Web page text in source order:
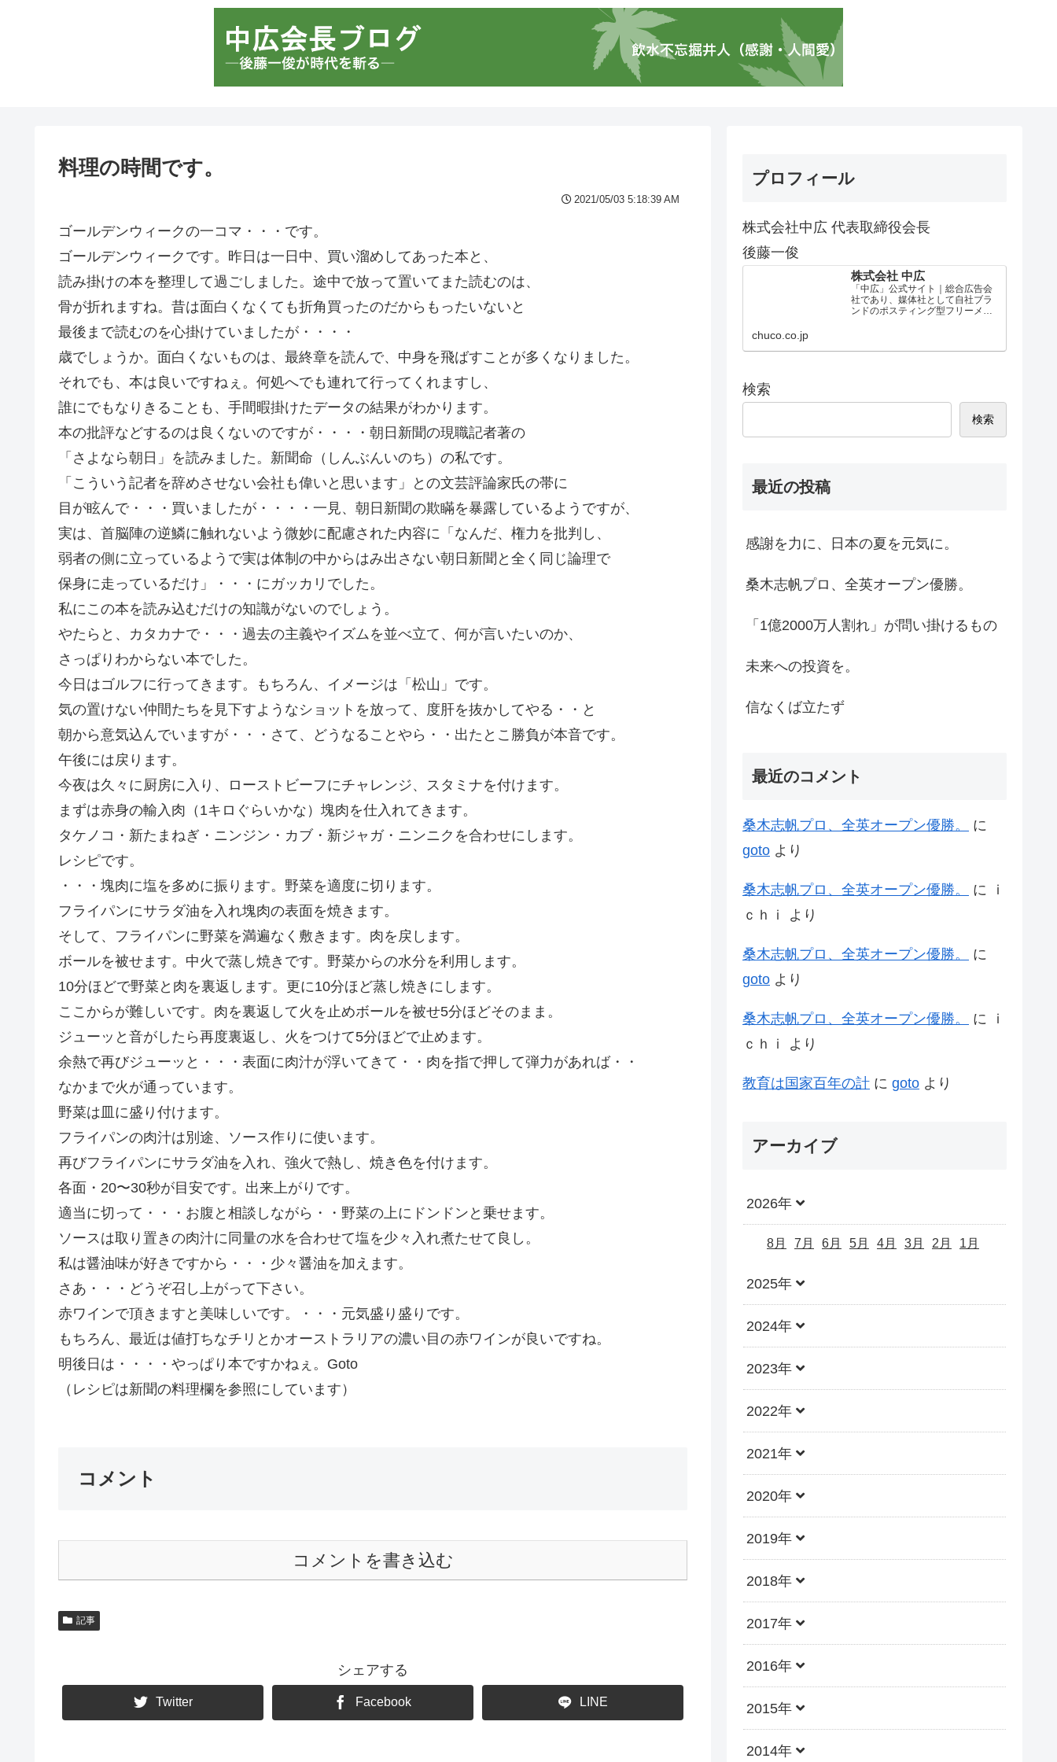
料理の時間です。
2021/05/03 5:18:39 AM
ゴールデンウィークの一コマ・・・です。
ゴールデンウィークです。昨日は一日中、買い溜めしてあった本と、
読み掛けの本を整理して過ごしました。途中で放って置いてまた読むのは、
骨が折れますね。昔は面白くなくても折角買ったのだからもったいないと
最後まで読むのを心掛けていましたが・・・・
歳でしょうか。面白くないものは、最終章を読んで、中身を飛ばすことが多くなりました。
それでも、本は良いですねぇ。何処へでも連れて行ってくれますし、
誰にでもなりきることも、手間暇掛けたデータの結果がわかります。
本の批評などするのは良くないのですが・・・・朝日新聞の現職記者著の
「さよなら朝日」を読みました。新聞命（しんぶんいのち）の私です。
「こういう記者を辞めさせない会社も偉いと思います」との文芸評論家氏の帯に
目が眩んで・・・買いましたが・・・・一見、朝日新聞の欺瞞を暴露しているようですが、
実は、首脳陣の逆鱗に触れないよう微妙に配慮された内容に「なんだ、権力を批判し、
弱者の側に立っているようで実は体制の中からはみ出さない朝日新聞と全く同じ論理で
保身に走っているだけ」・・・にガッカリでした。
私にこの本を読み込むだけの知識がないのでしょう。
やたらと、カタカナで・・・過去の主義やイズムを並べ立て、何が言いたいのか、
さっぱりわからない本でした。
今日はゴルフに行ってきます。もちろん、イメージは「松山」です。
気の置けない仲間たちを見下すようなショットを放って、度肝を抜かしてやる・・と
朝から意気込んでいますが・・・さて、どうなることやら・・出たとこ勝負が本音です。
午後には戻ります。
今夜は久々に厨房に入り、ローストビーフにチャレンジ、スタミナを付けます。
まずは赤身の輸入肉（1キロぐらいかな）塊肉を仕入れてきます。
タケノコ・新たまねぎ・ニンジン・カブ・新ジャガ・ニンニクを合わせにします。
レシピです。
・・・塊肉に塩を多めに振ります。野菜を適度に切ります。
フライパンにサラダ油を入れ塊肉の表面を焼きます。
そして、フライパンに野菜を満遍なく敷きます。肉を戻します。
ボールを被せます。中火で蒸し焼きです。野菜からの水分を利用します。
10分ほどで野菜と肉を裏返します。更に10分ほど蒸し焼きにします。
ここからが難しいです。肉を裏返して火を止めボールを被せ5分ほどそのまま。
ジューッと音がしたら再度裏返し、火をつけて5分ほどで止めます。
余熱で再びジューッと・・・表面に肉汁が浮いてきて・・肉を指で押して弾力があれば・・
なかまで火が通っています。
野菜は皿に盛り付けます。
フライパンの肉汁は別途、ソース作りに使います。
再びフライパンにサラダ油を入れ、強火で熱し、焼き色を付けます。
各面・20〜30秒が目安です。出来上がりです。
適当に切って・・・お腹と相談しながら・・野菜の上にドンドンと乗せます。
ソースは取り置きの肉汁に同量の水を合わせて塩を少々入れ煮たせて良し。
私は醤油味が好きですから・・・少々醤油を加えます。
さあ・・・どうぞ召し上がって下さい。
赤ワインで頂きますと美味しいです。・・・元気盛り盛りです。
もちろん、最近は値打ちなチリとかオーストラリアの濃い目の赤ワインが良いですね。
明後日は・・・・やっぱり本ですかねぇ。Goto
（レシピは新聞の料理欄を参照にしています）
コメント
コメントを書き込む
記事
シェアする
Twitter Facebook LINE
プロフィール
株式会社中広 代表取締役会長
後藤一俊
株式会社 中広
「中広」公式サイト｜総合広告会
社であり、媒体社として自社ブラ
ンドのポスティング型フリーメデ
chuco.co.jp
検索
検索
最近の投稿
感謝を力に、日本の夏を元気に。
桑木志帆プロ、全英オープン優勝。
「1億2000万人割れ」が問い掛けるもの
未来への投資を。
信なくば立たず
最近のコメント
桑木志帆プロ、全英オープン優勝。
に
goto より
桑木志帆プロ、全英オープン優勝。 に
ｉ
ｃｈｉ
より
桑木志帆プロ、全英オープン優勝。
に
goto より
桑木志帆プロ、全英オープン優勝。 に
ｉ
ｃｈｉ
より
教育は国家百年の計 に goto より
アーカイブ
2026年
8月 7月 6月 5月 4月 3月 2月 1月
2025年
2024年
2023年
2022年
2021年
2020年
2019年
2018年
2017年
2016年
2015年
2014年